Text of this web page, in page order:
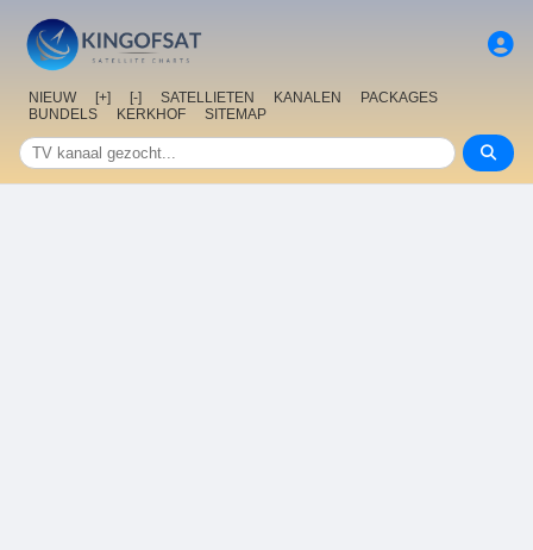
NIEUW [+] [-] SATELLIETEN KANALEN
PACKAGES
BUNDELS
KERKHOF SITEMAP